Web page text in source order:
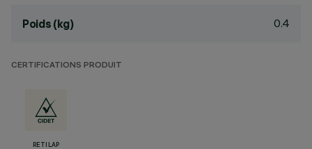
Poids (kg) 0.4
CERTIFICATIONS PRODUIT
RETILAP